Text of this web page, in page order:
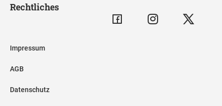
Rechtliches
Impressum
AGB
Datenschutz